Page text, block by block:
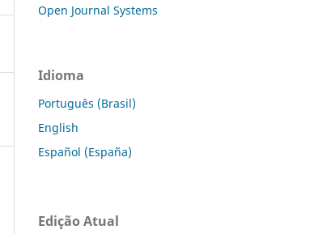
Open Journal Systems
Idioma
Português (Brasil)
English
Español (España)
Edição Atual